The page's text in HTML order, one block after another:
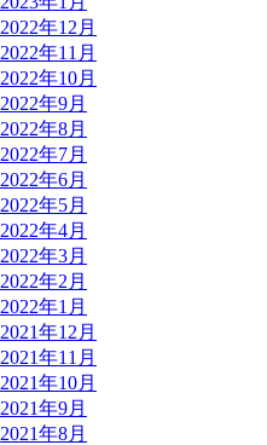
2022年12月
2022年11月
2022年10月
2022年9月
2022年8月
2022年7月
2022年6月
2022年5月
2022年4月
2022年3月
2022年2月
2022年1月
2021年12月
2021年11月
2021年10月
2021年9月
2021年8月